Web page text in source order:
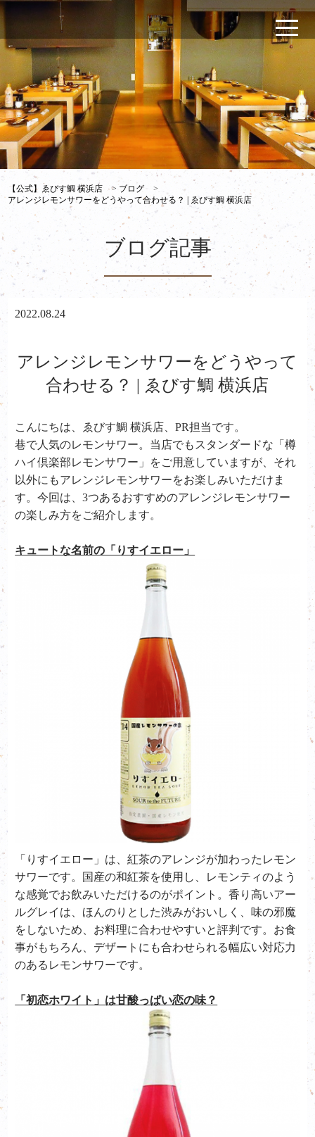
【公式】ゑびす鯛 横浜店 > ブログ
>
アレンジレモンサワーをどうやって合わせる？ | ゑびす鯛 横浜店
ブログ記事
2022.08.24
アレンジレモンサワーをどうやって
合わせる？ | ゑびす鯛 横浜店
こんにちは、ゑびす鯛 横浜店、PR担当です。
巷で人気のレモンサワー。当店でもスタンダードな「樽
ハイ倶楽部レモンサワー」をご用意していますが、それ
以外にもアレンジレモンサワーをお楽しみいただけま
す。今回は、3つあるおすすめのアレンジレモンサワー
の楽しみ方をご紹介します。
キュートな名前の「りすイエロー」
「りすイエロー」は、紅茶のアレンジが加わったレモン
サワーです。国産の和紅茶を使用し、レモンティのよう
な感覚でお飲みいただけるのがポイント。香り高いアー
ルグレイは、ほんのりとした渋みがおいしく、味の邪魔
をしないため、お料理に合わせやすいと評判です。お食
事がもちろん、デザートにも合わせられる幅広い対応力
のあるレモンサワーです。
「初恋ホワイト」は甘酸っぱい恋の味？